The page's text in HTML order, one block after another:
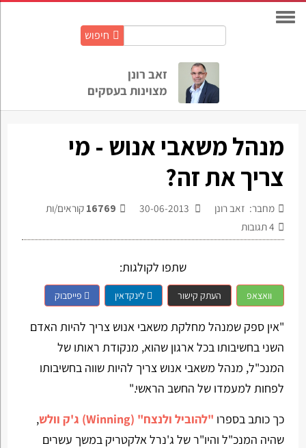
חיפוש
זאב רונן
מצוינות בעסקים
מנהל משאבי אנוש - מי
צריך את זה?
מחבר: זאב רונן 16769 קוראים/ות
4תגובות
שתפו לקולגות:
וואצאפ העתק קישור לינקדאין פייסבוק
"אין ספק שמנהל מחלקת משאבי אנוש צריך להיות האדם
השני בחשיבותו בכל ארגון שהוא, מנקודת ראותו של
המנכ"ל, מנהל משאבי אנוש צריך להיות שווה בחשיבותו
לפחות למעמדו של החשב הראשי."
כך כותב בספרו "להוביל ולנצח" (Winning) ג'ק וולש,
שהיה המנכ"ל והיו"ר של ג'נרל אלקטריק במשך עשרים